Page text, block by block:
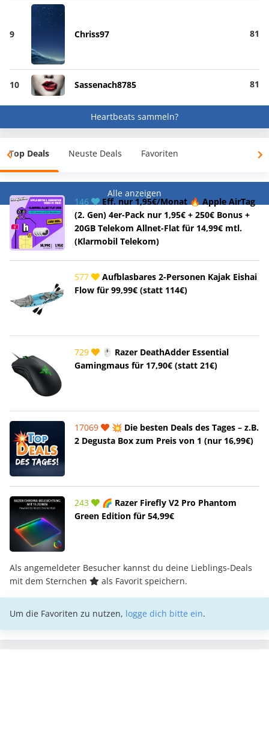
9 Chriss97 81
10 Sassenach8785 81
Heartbeats sammeln?
Top Deals Neuste Deals Favoriten
Alle anzeigen
146
Eff. nur 1,95€/Monat 🔥 Apple AirTag
(2. Gen) 4er-Pack nur 1,95€ + 250€ Bonus +
20GB Telekom Allnet-Flat für 14,99€ mtl.
(Klarmobil Telekom)
577
Aufblasbares 2-Personen Kajak Eishai
Flow für 99,99€ (statt 114€)
729
🖱️ Razer DeathAdder Essential
Gamingmaus für 17,90€ (statt 21€)
17069
💥 Die besten Deals des Tages – z.B.
2 Degusta Box zum Preis von 1 (nur 16,99€)
243
🌈 Razer Firefly V2 Pro Phantom
Green Edition für 54,99€
Als angemeldeter Besucher kannst du deine Lieblings-Deals
mit dem Sternchen
als Favorit speichern.
Um die Favoriten zu nutzen, logge dich bitte ein.